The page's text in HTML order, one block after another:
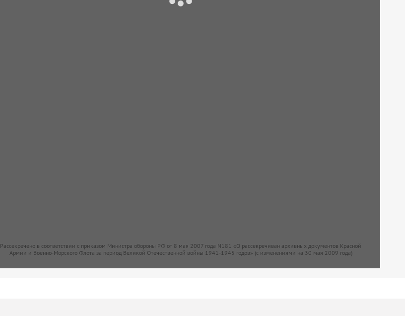
Рассекречено в соответствии с приказом Министра обороны РФ от 8 мая 2007 года N181 «О рассекречиван архивных документов Красной
Армии и Военно-Морского Флота за период Великой Отечественной войны 1941-1945 годов» (с изменениями на 30 мая 2009 года)